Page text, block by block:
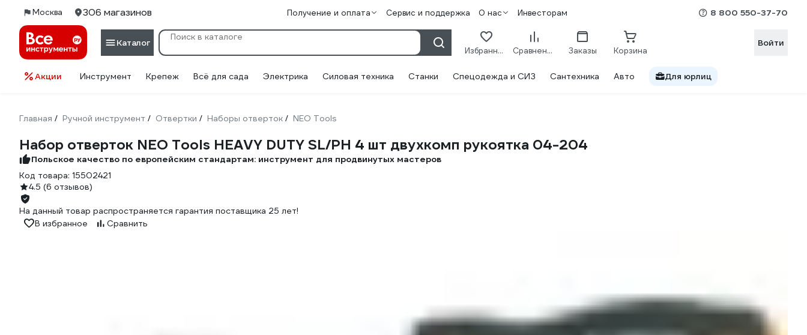
Москва 306 магазинов Получение и оплата Сервис и поддержка О нас Инвесторам 8 800 550-37-70
Каталог
Избранное Сравнение Заказы Корзина
Войти
Акции Инструмент Крепеж Всё для сада Электрика Силовая техника Станки Спецодежда и СИЗ Сантехника Авто Для юрлиц
Главная / Ручной инструмент / Отвертки / Наборы отверток / NEO Tools
Набор отверток NEO Tools HEAVY DUTY SL/PH 4 шт двухкомп рукоятка 04-204
Польское качество по европейским стандартам: инструмент для продвинутых мастеров
Код товара: 15502421
4.5 (6 отзывов)
На данный товар распространяется гарантия поставщика 25 лет!
В избранное
Сравнить